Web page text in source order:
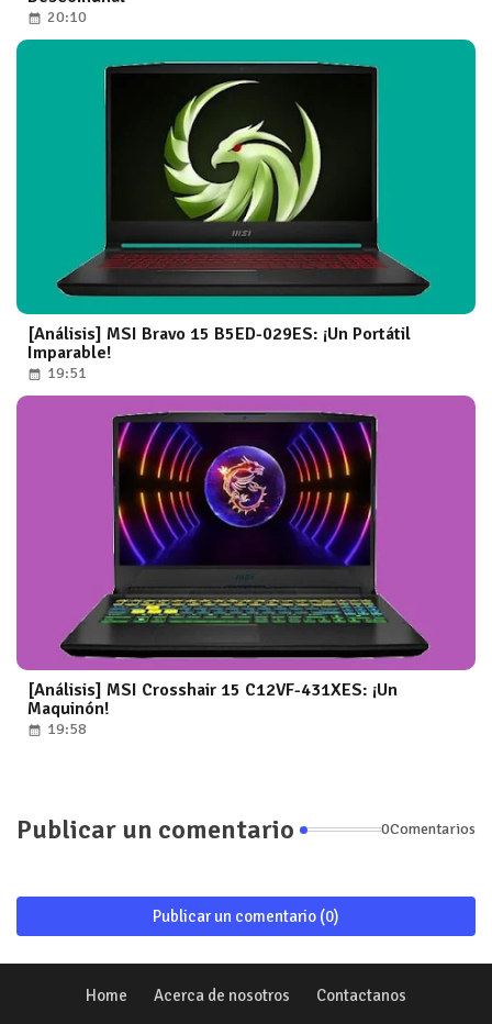
20:10
[Análisis] MSI Bravo 15 B5ED-029ES: ¡Un Portátil
Imparable!
19:51
[Análisis] MSI Crosshair 15 C12VF-431XES: ¡Un
Maquinón!
19:58
Publicar un comentario 0Comentarios
Publicar un comentario (0)
Home Acerca de nosotros Contactanos